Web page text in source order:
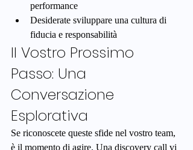
performance
Desiderate sviluppare una cultura di
fiducia e responsabilità
Il Vostro Prossimo
Passo: Una
Conversazione
Esplorativa
Se riconoscete queste sfide nel vostro team,
è il momento di agire. Una discovery call vi